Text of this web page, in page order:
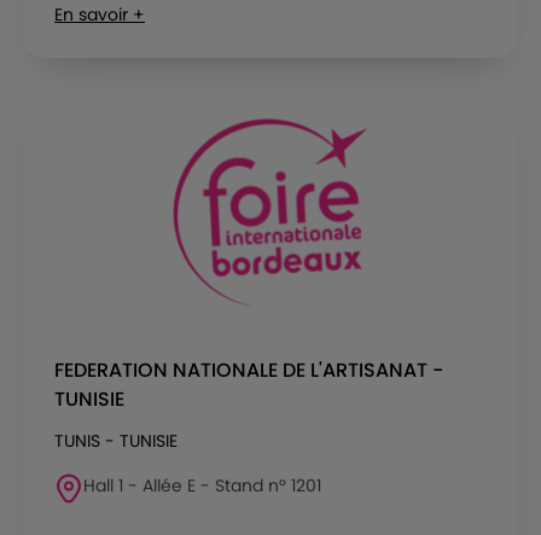
En savoir +
FEDERATION NATIONALE DE L'ARTISANAT -
TUNISIE
TUNIS - TUNISIE
Hall 1 - Allée E - Stand n° 1201